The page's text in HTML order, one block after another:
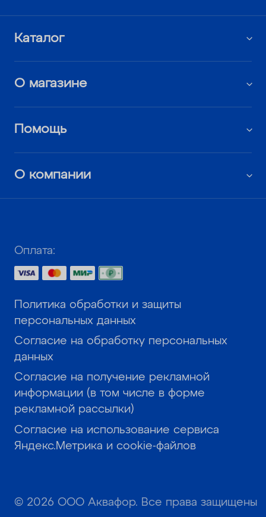
Каталог
О магазине
Помощь
О компании
© 2026 ООО Аквафор. Все права защищены
Оплата:
Политика обработки и защиты
персональных данных
Согласие на обработку персональных
данных
Согласие на получение рекламной
информации (в том числе в форме
рекламной рассылки)
Согласие на использование сервиса
Яндекс.Метрика и cookie-файлов